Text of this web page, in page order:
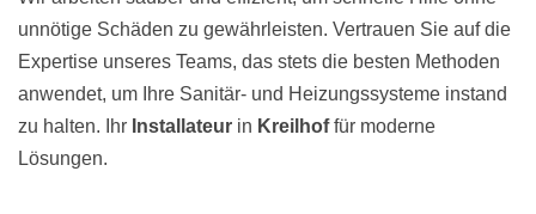
unnötige Schäden zu gewährleisten. Vertrauen Sie auf die
Expertise unseres Teams, das stets die besten Methoden
anwendet, um Ihre Sanitär- und Heizungssysteme instand
zu halten. Ihr Installateur in Kreilhoffür moderne
Lösungen.